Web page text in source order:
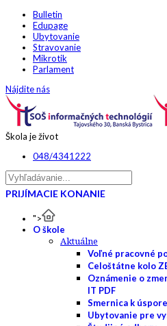
Bulletin
Edupage
Ubytovanie
Stravovanie
Mikrotik
Parlament
Nájdite nás
Škola je život
048/4341222
PRIJÍMACIE KONANIE
">
O škole
Aktuálne
Voľné pracovné
Celoštátne kolo
Oznámenie o
IT PDF
Smernica k
Ubytovanie pre